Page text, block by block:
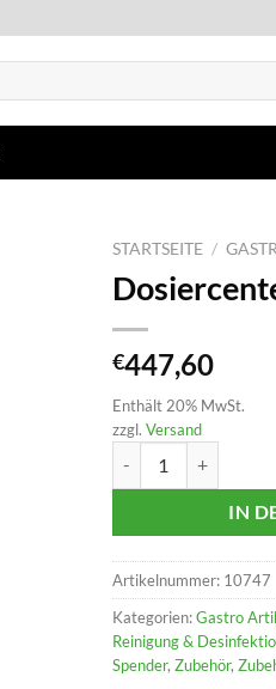
STARTSEITE /
€447,60
Enthält 20% MwSt.
zzgl. Versand
IN
Artikelnummer: 10747
Kategorien:Gastro
Reinigung &
Spender, Zubehör,